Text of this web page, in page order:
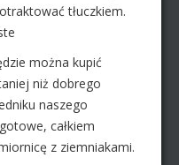
tłuczkiem.
można kupić
niż dobrego
naszego
całkiem
z ziemniakami.